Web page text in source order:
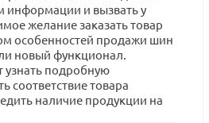
информации и вызвать у
желание заказать товар
особенностей продажи шин
новый функционал.
узнать подробную
соответствие товара
наличие продукции на